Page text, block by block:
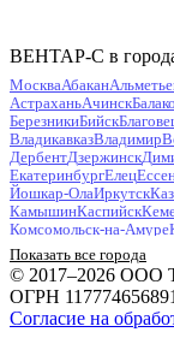
ВЕНТАР-С в
МоскваАбакан
АстраханьАчинск
БерезникиБийск
ВладикавказВладимир
ДербентДзержинск
ЕкатеринбургЕлец
Йошкар-ОлаИркутск
КамышинКаспийск
Комсомольск-на-Амуре
Красноярск
МахачкалаМиасс
Находка
Невинномысск
Нижний Новгород
Новомосковск
Показать все города
© 2017–2026 ООО
ОГРН
Согласие на